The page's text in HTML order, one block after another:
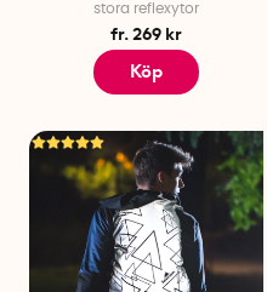
stora reflexytor
fr. 269 kr
Köp